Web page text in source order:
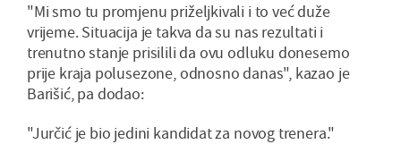
"Mi smo tu promjenu priželjkivali i to već duže
vrijeme. Situacija je takva da su nas rezultati i
trenutno stanje prisilili da ovu odluku donesemo
prije kraja polusezone, odnosno danas", kazao je
Barišić, pa dodao:
"Jurčić je bio jedini kandidat za novog trenera."